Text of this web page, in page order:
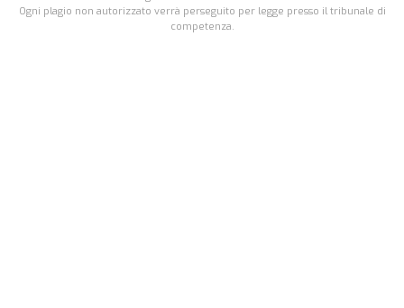
Ogni plagio non autorizzato verrà perseguito per legge presso il tribunale di
competenza.